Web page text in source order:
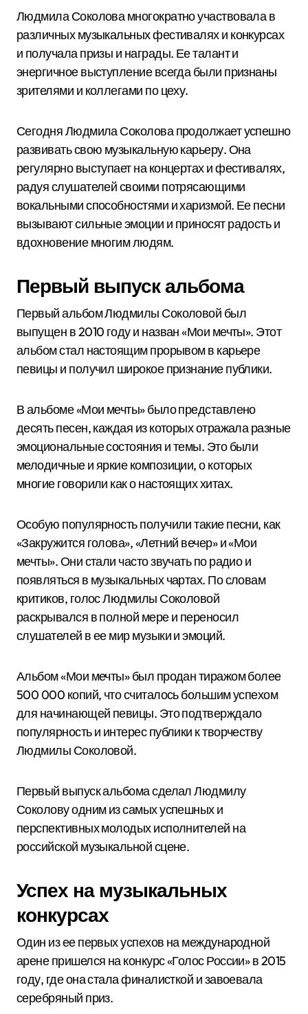
Людмила Соколова многократно участвовала в
различных музыкальных фестивалях и конкурсах
и получала призы и награды. Ее талант и
энергичное выступление всегда были признаны
зрителями и коллегами по цеху.
Сегодня Людмила Соколова продолжает успешно
развивать свою музыкальную карьеру. Она
регулярно выступает на концертах и фестивалях,
радуя слушателей своими потрясающими
вокальными способностями и харизмой. Ее песни
вызывают сильные эмоции и приносят радость и
вдохновение многим людям.
Первый выпуск альбома
Первый альбом Людмилы Соколовой был
выпущен в 2010 году и назван «Мои мечты». Этот
альбом стал настоящим прорывом в карьере
певицы и получил широкое признание публики.
В альбоме «Мои мечты» было представлено
десять песен, каждая из которых отражала разные
эмоциональные состояния и темы. Это были
мелодичные и яркие композиции, о которых
многие говорили как о настоящих хитах.
Особую популярность получили такие песни, как
«Закружится голова», «Летний вечер» и «Мои
мечты». Они стали часто звучать по радио и
появляться в музыкальных чартах. По словам
критиков, голос Людмилы Соколовой
раскрывался в полной мере и переносил
слушателей в ее мир музыки и эмоций.
Альбом «Мои мечты» был продан тиражом более
500 000 копий, что считалось большим успехом
для начинающей певицы. Это подтверждало
популярность и интерес публики к творчеству
Людмилы Соколовой.
Первый выпуск альбома сделал Людмилу
Соколову одним из самых успешных и
перспективных молодых исполнителей на
российской музыкальной сцене.
Успех на музыкальных
конкурсах
Один из ее первых успехов на международной
арене пришелся на конкурс «Голос России» в 2015
году, где она стала финалисткой и завоевала
серебряный приз.